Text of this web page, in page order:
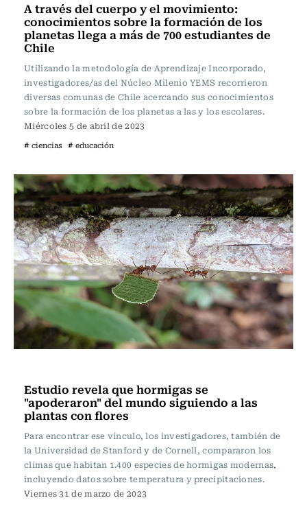
A través del cuerpo y el movimiento:
conocimientos sobre la formación de los
planetas llega a más de 700 estudiantes de
Chile
Utilizando la metodología de Aprendizaje Incorporado,
investigadores/as del Núcleo Milenio YEMS recorrieron
diversas comunas de Chile acercando sus conocimientos
sobre la formación de los planetas a las y los escolares.
Miércoles 5 de abril de 2023
# ciencias # educación
Estudio revela que hormigas se
"apoderaron" del mundo siguiendo a las
plantas con flores
Para encontrar ese vínculo, los investigadores, también de
la Universidad de Stanford y de Cornell, compararon los
climas que habitan 1.400 especies de hormigas modernas,
incluyendo datos sobre temperatura y precipitaciones.
Viernes 31 de marzo de 2023